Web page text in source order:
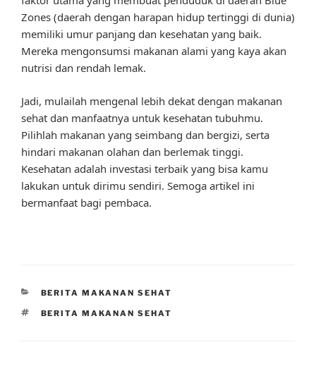
Zones (daerah dengan harapan hidup tertinggi di dunia)
memiliki umur panjang dan kesehatan yang baik.
Mereka mengonsumsi makanan alami yang kaya akan
nutrisi dan rendah lemak.
Jadi, mulailah mengenal lebih dekat dengan makanan
sehat dan manfaatnya untuk kesehatan tubuhmu.
Pilihlah makanan yang seimbang dan bergizi, serta
hindari makanan olahan dan berlemak tinggi.
Kesehatan adalah investasi terbaik yang bisa kamu
lakukan untuk dirimu sendiri. Semoga artikel ini
bermanfaat bagi pembaca.
CATEGORIES
BERITA MAKANAN SEHAT
TAGS
BERITA MAKANAN SEHAT